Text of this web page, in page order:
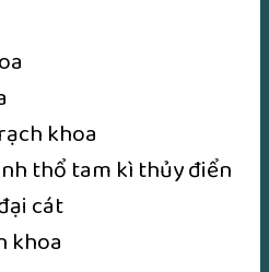
khoa
thổ tam kì thủy điển
cát
khoa